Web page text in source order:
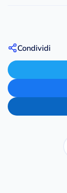
Condividi